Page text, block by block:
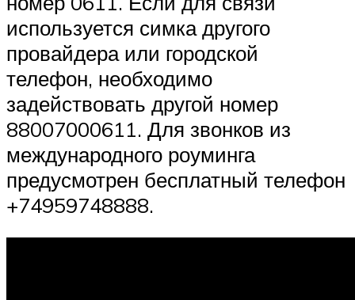
используется симка другого
провайдера или городской
телефон, необходимо
задействовать другой номер
88007000611. Для звонков из
международного роуминга
предусмотрен бесплатный телефон
+74959748888.